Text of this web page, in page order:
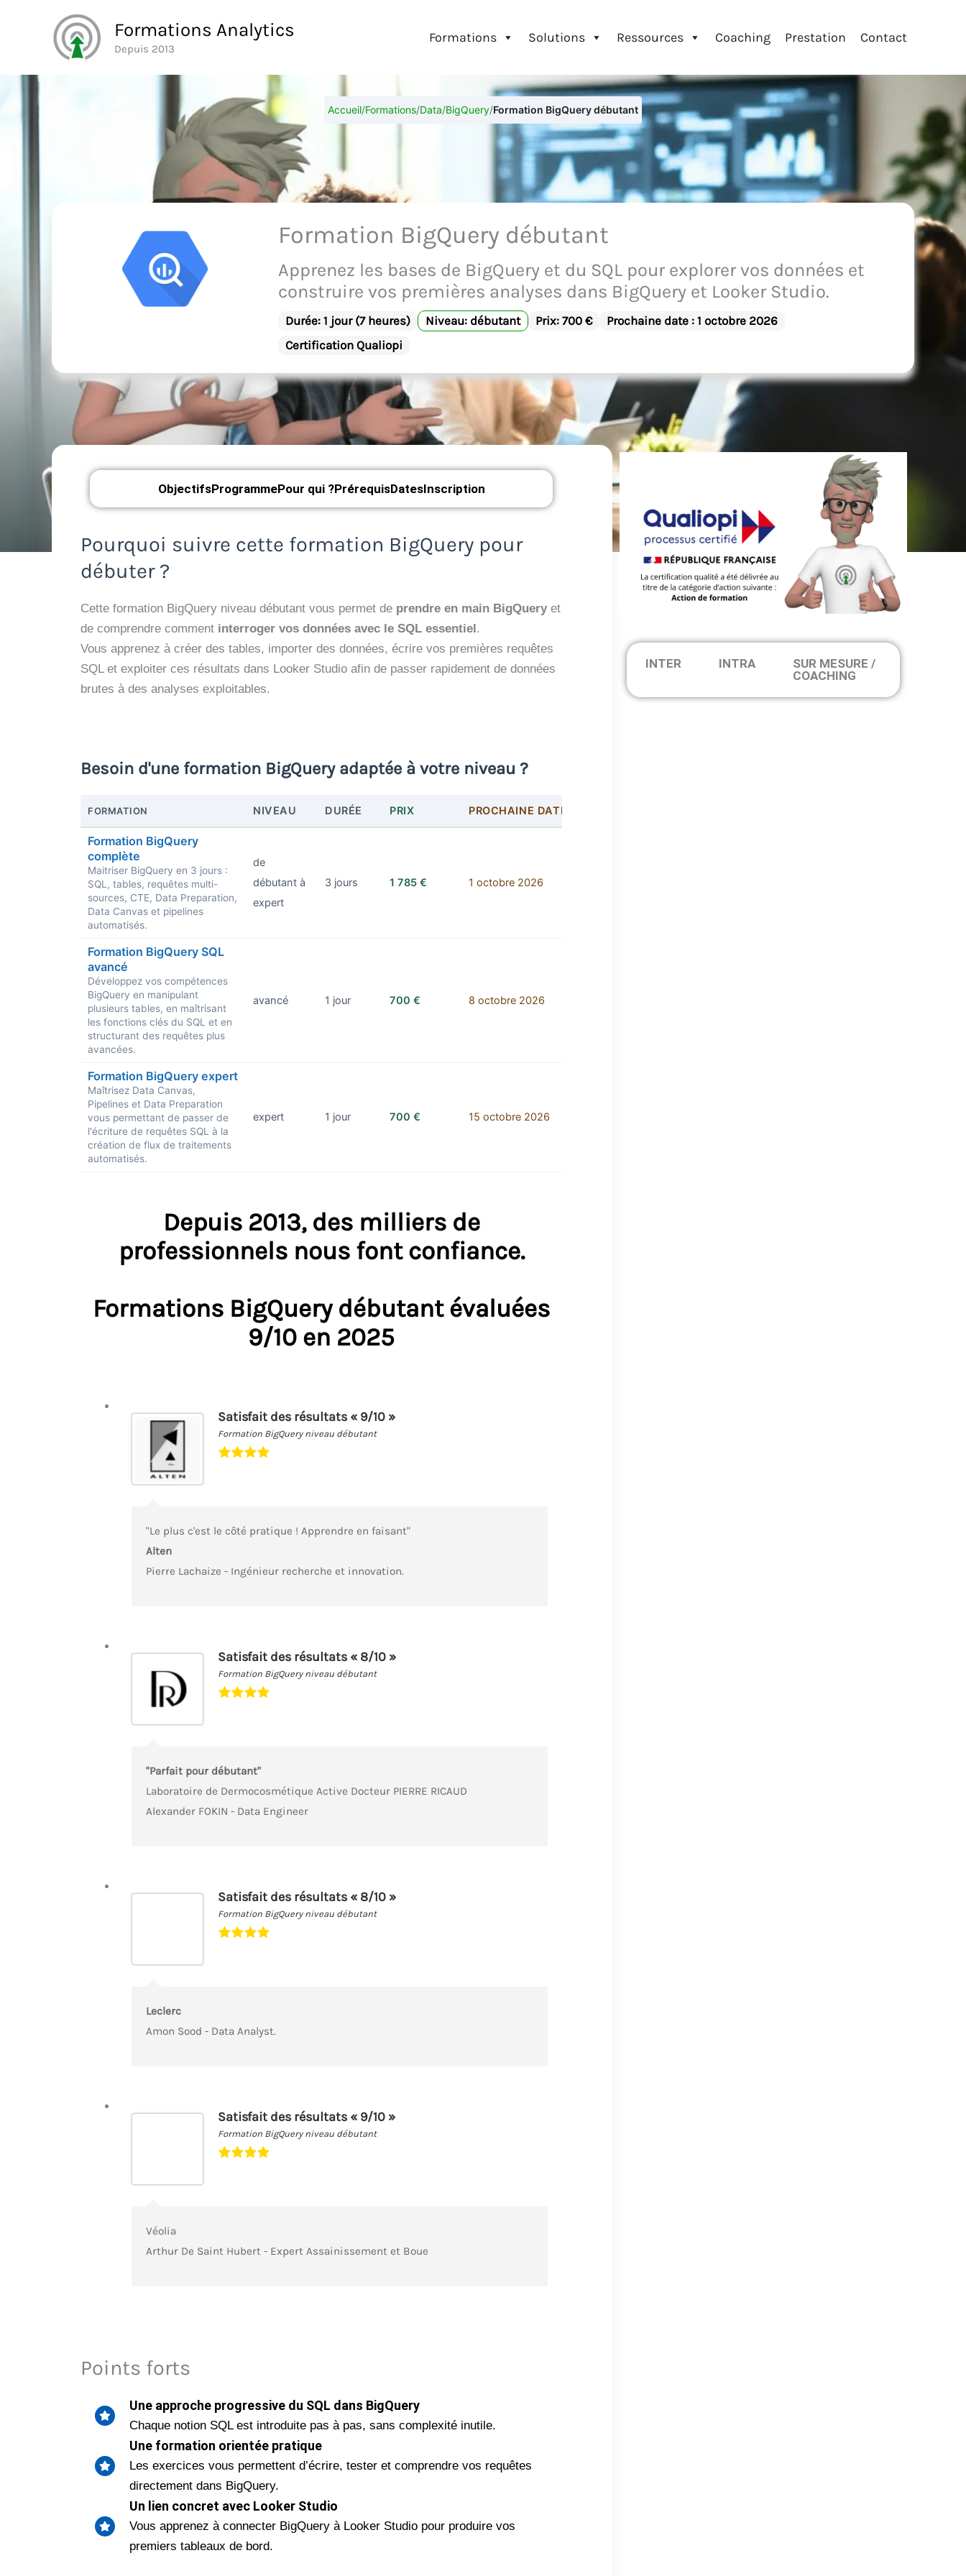
Formations Analytics
Depuis 2013
Formations Solutions Ressources Coaching Prestation Contact
Accueil/Formations/Data/BigQuery/Formation BigQuery débutant
Formation BigQuery débutant
Apprenez les bases de BigQuery et du SQL pour explorer vos données et
construire vos premières analyses dans BigQuery et Looker Studio.
Durée: 1 jour (7 heures) Niveau: débutant Prix: 700 €
Prochaine date : 1 octobre 2026
Certification Qualiopi
ObjectifsProgrammePour qui ?PrérequisDatesInscription
Pourquoi suivre cette formation BigQuery pour
débuter ?
Cette formation BigQuery niveau débutant vous permet de prendre en main BigQuery et
de comprendre comment interroger vos données avec le SQL essentiel.
Vous apprenez à créer des tables, importer des données, écrire vos premières requêtes
SQL et exploiter ces résultats dans Looker Studio afin de passer rapidement de données
brutes à des analyses exploitables.
Besoin d'une formation BigQuery adaptée à votre niveau ?
FORMATION NIVEAU DURÉE PRIX PROCHAINE DATE
Formation BigQuery
complète
Maitriser BigQuery en 3 jours :
SQL, tables, requêtes multi-
sources, CTE, Data Preparation,
Data Canvas et pipelines
automatisés.
de
débutant à
expert
3 jours 1 785 € 1 octobre 2026
Formation BigQuery SQL
avancé
Développez vos compétences
BigQuery en manipulant
plusieurs tables, en maîtrisant
les fonctions clés du SQL et en
structurant des requêtes plus
avancées.
avancé 1 jour 700 € 8 octobre 2026
Formation BigQuery expert
Maîtrisez Data Canvas,
Pipelines et Data Preparation
vous permettant de passer de
l'écriture de requêtes SQL à la
création de flux de traitements
automatisés.
expert 1 jour 700 € 15 octobre 2026
Depuis 2013, des milliers de
professionnels nous font confiance.
Formations BigQuery débutant évaluées
9/10 en 2025
Satisfait des résultats « 9/10 »
Formation BigQuery niveau débutant
"Le plus c'est le côté pratique ! Apprendre en faisant"
Alten
Pierre Lachaize - Ingénieur recherche et innovation.
Satisfait des résultats « 8/10 »
Formation BigQuery niveau débutant
"Parfait pour débutant"
Laboratoire de Dermocosmétique Active Docteur PIERRE RICAUD
Alexander FOKIN - Data Engineer
Satisfait des résultats « 8/10 »
Formation BigQuery niveau débutant
Leclerc
Amon Sood - Data Analyst.
Satisfait des résultats « 9/10 »
Formation BigQuery niveau débutant
Véolia
Arthur De Saint Hubert - Expert Assainissement et Boue
Points forts
Une approche progressive du SQL dans BigQuery
Chaque notion SQL est introduite pas à pas, sans complexité inutile.
Une formation orientée pratique
Les exercices vous permettent d’écrire, tester et comprendre vos requêtes
directement dans BigQuery.
Un lien concret avec Looker Studio
Vous apprenez à connecter BigQuery à Looker Studio pour produire vos
premiers tableaux de bord.
INTER INTRA
SUR MESURE /
COACHING